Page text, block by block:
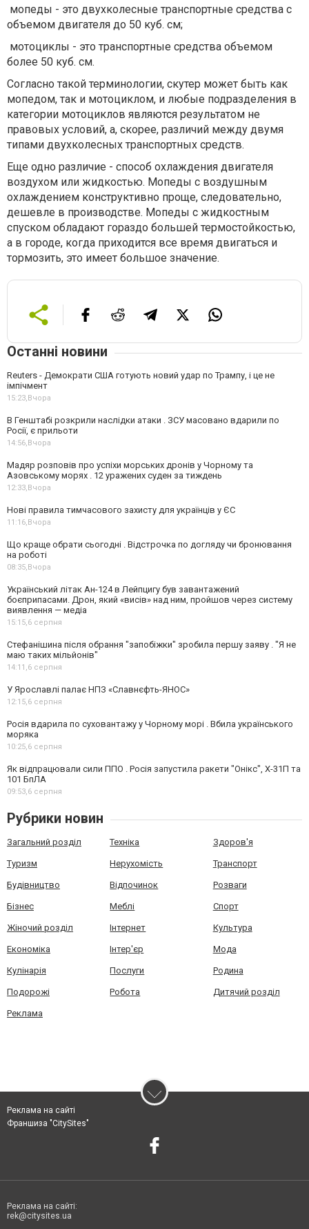
мопеды - это двухколесные транспортные средства с
объемом двигателя до 50 куб. см;
мотоциклы - это транспортные средства объемом
более 50 куб. см.
Согласно такой терминологии, скутер может быть как
мопедом, так и мотоциклом, и любые подразделения в
категории мотоциклов являются результатом не
правовых условий, а, скорее, различий между двумя
типами двухколесных транспортных средств.
Еще одно различие - способ охлаждения двигателя
воздухом или жидкостью. Мопеды с воздушным
охлаждением конструктивно проще, следовательно,
дешевле в производстве. Мопеды с жидкостным
спуском обладают гораздо большей термостойкостью,
а в городе, когда приходится все время двигаться и
тормозить, это имеет большое значение.
Останні новини
Reuters - Демократи США готують новий удар по Трампу, і це не
імпічмент
15:23, Вчора
В Генштабі розкрили наслідки атаки . ЗСУ масовано вдарили по
Росії, є прильоти
14:56, Вчора
Мадяр розповів про успіхи морських дронів у Чорному та
Азовському морях . 12 уражених суден за тиждень
12:33, Вчора
Нові правила тимчасового захисту для українців у ЄС
11:16, Вчора
Що краще обрати сьогодні . Відстрочка по догляду чи бронювання
на роботі
08:35, Вчора
Український літак Ан-124 в Лейпцигу був завантажений
боєприпасами. Дрон, який «висів» над ним, пройшов через систему
виявлення — медіа
15:15,6 серпня
Стефанішина після обрання "запобіжки" зробила першу заяву . "Я не
маю таких мільйонів"
14:11,6 серпня
У Ярославлі палає НПЗ «Славнєфть-ЯНОС»
12:15,6 серпня
Росія вдарила по суховантажу у Чорному морі . Вбила українського
моряка
10:25,6 серпня
Як відпрацювали сили ППО . Росія запустила ракети "Онікс", Х-31П та
101 БпЛА
09:53,6 серпня
Рубрики новин
Загальний розділ Техніка Здоров'я
Туризм Нерухомість Транспорт
Будівництво Відпочинок Розваги
Бізнес Меблі Спорт
Жіночий розділ Інтернет Культура
Економіка Інтер'єр Мода
Кулінарія Послуги Родина
Подорожі Робота Дитячий розділ
Реклама
Реклама на сайті
Франшиза "CitySites"
Реклама на сайті:
rek@citysites.ua